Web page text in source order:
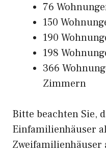
76
150
190
198
366
Zimmern
Bitte beachten Sie,
Einfamilienhäuser
Zweifamilienhäuser